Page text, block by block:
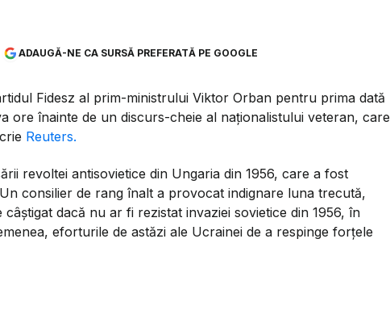
ADAUGĂ-NE CA SURSĂ PREFERATĂ PE GOOGLE
Fidesz al prim-ministrului Viktor Orban pentru prima dată
ore înainte de un discurs-cheie al naționalistului veteran, care
Reuters.
revoltei antisovietice din Ungaria din 1956, care a fost
consilier de rang înalt a provocat indignare luna trecută,
dacă nu ar fi rezistat invaziei sovietice din 1956, în
eforturile de astăzi ale Ucrainei de a respinge forțele